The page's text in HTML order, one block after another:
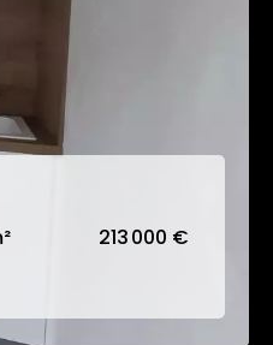
213 000 €